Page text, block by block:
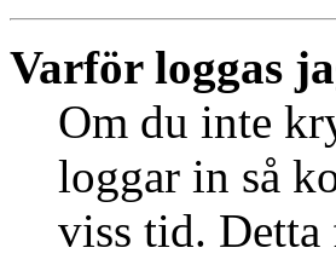
Varför loggas
Om du inte
loggar in så
viss tid. Detta